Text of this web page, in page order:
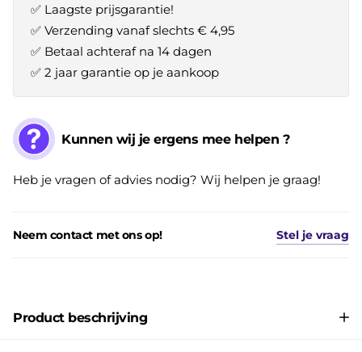
✅ Laagste prijsgarantie!
✅ Verzending vanaf slechts € 4,95
✅ Betaal achteraf na 14 dagen
✅ 2 jaar garantie op je aankoop
Kunnen wij je ergens mee helpen ?
Heb je vragen of advies nodig? Wij helpen je graag!
Neem contact met ons op! Stel je vraag
Product beschrijving